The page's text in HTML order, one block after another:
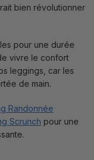
bien révolutionner
pour une durée
vivre le confort
leggings, car les
de main.
Randonnée
Scrunch pour une